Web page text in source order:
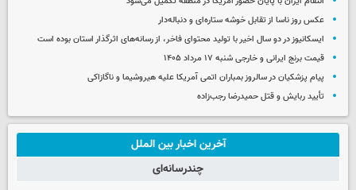
عکس روز ناسا از تقابل خوشه ستاره‌ای و دنباله‌دار
ایسکانیوز در دو سال اخیر با تولید محتوای فاخر، از رسانه‌های اثرگذار استان بوده است
قیمت برنج ایرانی و خارجی شنبه ۱۷ مرداد ۱۴۰۵
پیام پزشکیان در سالروز بمباران اتمی آمریکا علیه هیروشیما و ناگازاکی
تأیید ربایش و قتل حمیدرضا رجب‌زاده
آخرین اخبار بین الملل
چندرسانه‌ای